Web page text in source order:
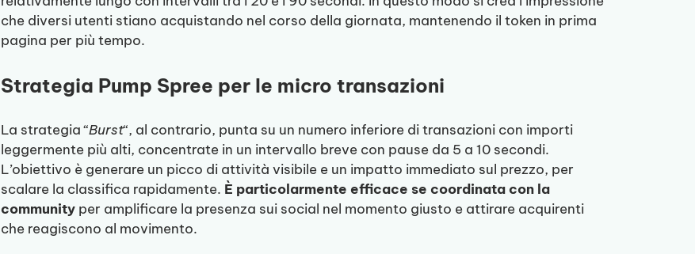
che diversi utenti stiano acquistando nel corso della giornata, mantenendo il token in prima
pagina per più tempo.
Strategia Pump Spree per le micro transazioni
La strategia “Burst“, al contrario, punta su un numero inferiore di transazioni con importi
leggermente più alti, concentrate in un intervallo breve con pause da 5 a 10 secondi.
L’obiettivo è generare un picco di attività visibile e un impatto immediato sul prezzo, per
scalare la classifica rapidamente. È particolarmente efficace se coordinata con la
community per amplificare la presenza sui social nel momento giusto e attirare acquirenti
che reagiscono al movimento.